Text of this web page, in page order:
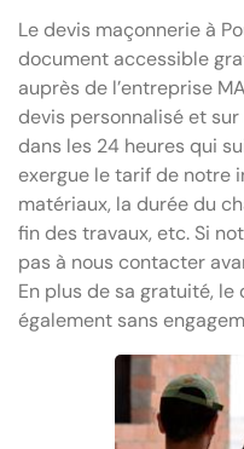
Le devis maçonnerie à
document accessible
auprès de l’entreprise
devis personnalisé et
dans les 24 heures qui
exergue le tarif de notre
matériaux, la durée du
fin des travaux, etc. Si
pas à nous contacter
En plus de sa gratuité,
également sans